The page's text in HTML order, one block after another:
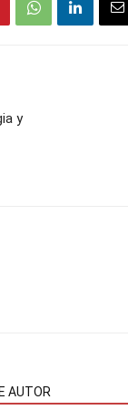
y
AUTOR